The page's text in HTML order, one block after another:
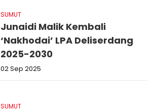
SUMUT
Junaidi Malik Kembali
‘Nakhodai’ LPA Deliserdang
2025-2030
02 Sep 2025
SUMUT